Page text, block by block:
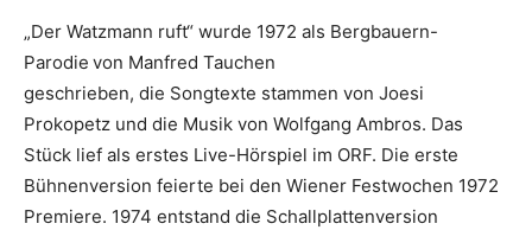
„Der Watzmann ruft“ wurde 1972 als Bergbauern-
Parodie von Manfred Tauchen
geschrieben, die Songtexte stammen von Joesi
Prokopetz und die Musik von Wolfgang Ambros. Das
Stück lief als erstes Live-Hörspiel im ORF. Die erste
Bühnenversion feierte bei den Wiener Festwochen 1972
Premiere. 1974 entstand die Schallplattenversion